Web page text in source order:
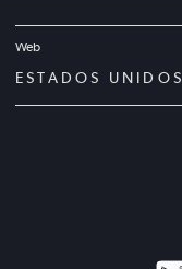
Web
ESTADOS UNIDOS